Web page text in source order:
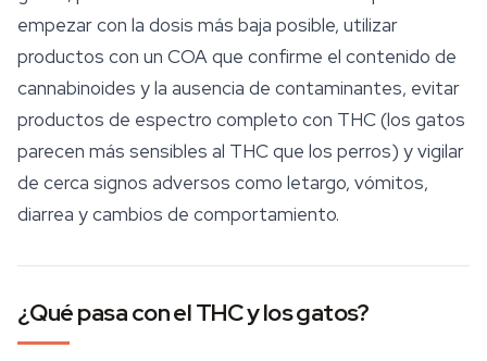
empezar con la dosis más baja posible, utilizar
productos con un COA que confirme el contenido de
cannabinoides y la ausencia de contaminantes, evitar
productos de espectro completo con THC (los gatos
parecen más sensibles al THC que los perros) y vigilar
de cerca signos adversos como letargo, vómitos,
diarrea y cambios de comportamiento.
¿Qué pasa con el THC y los gatos?